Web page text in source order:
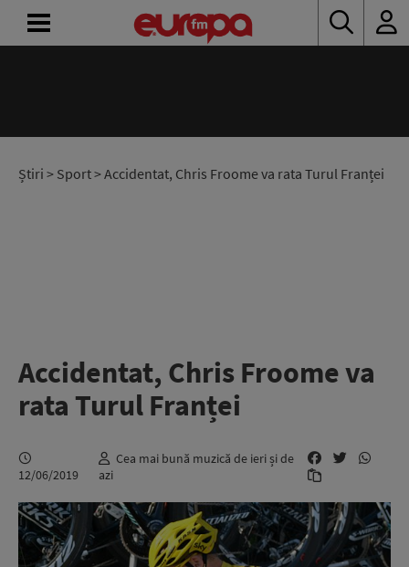
Știri > Sport> Accidentat, Chris Froome va rata Turul Franței
Accidentat, Chris Froome va
rata Turul Franței
12/06/2019
Cea mai bună muzică de ieri și de
azi
RADIO